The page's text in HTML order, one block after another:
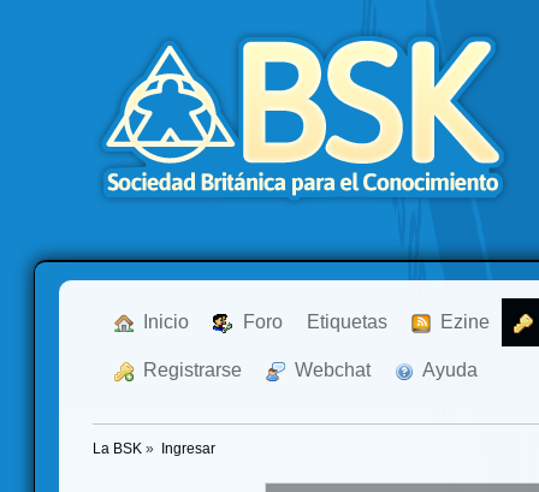
Inicio Foro Etiquetas Ezine
Registrarse Webchat Ayuda
La BSK » Ingresar